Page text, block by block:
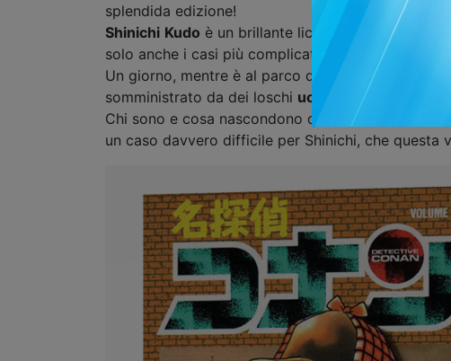
splendida edizione!
Shinichi Kudo è un brillante liceale appassionato
solo anche i casi più complicati.
Un giorno, mentre è al parco divertimenti con la
somministrato da dei loschi uomini in nero
uno
Chi sono e cosa nascondono quei misteriosi
un caso davvero difficile per Shinichi, che